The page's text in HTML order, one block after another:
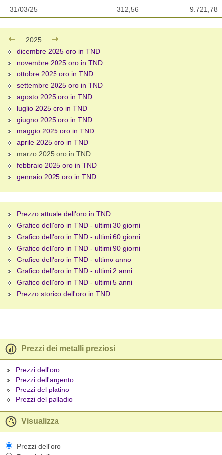
31/03/25 312,56 9.721,78
2025
dicembre 2025 oro in TND
novembre 2025 oro in TND
ottobre 2025 oro in TND
settembre 2025 oro in TND
agosto 2025 oro in TND
luglio 2025 oro in TND
giugno 2025 oro in TND
maggio 2025 oro in TND
aprile 2025 oro in TND
marzo 2025 oro in TND
febbraio 2025 oro in TND
gennaio 2025 oro in TND
Prezzo attuale dell'oro in TND
Grafico dell'oro in TND - ultimi 30 giorni
Grafico dell'oro in TND - ultimi 60 giorni
Grafico dell'oro in TND - ultimi 90 giorni
Grafico dell'oro in TND - ultimo anno
Grafico dell'oro in TND - ultimi 2 anni
Grafico dell'oro in TND - ultimi 5 anni
Prezzo storico dell'oro in TND
Prezzi dei metalli preziosi
Prezzi dell'oro
Prezzi dell'argento
Prezzi del platino
Prezzi del palladio
Visualizza
Prezzi dell'oro